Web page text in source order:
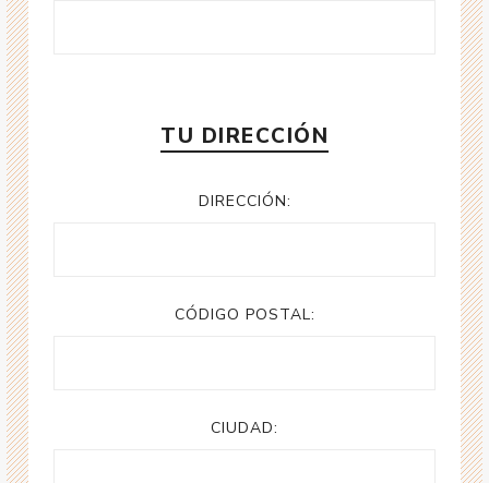
TU DIRECCIÓN
DIRECCIÓN:
CÓDIGO POSTAL:
CIUDAD: